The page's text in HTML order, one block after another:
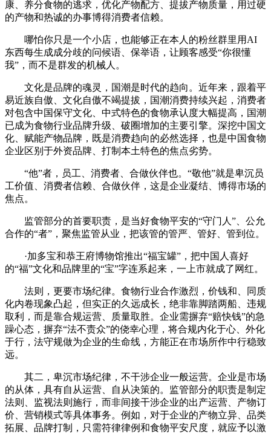
康、养分食物的逃求，优化产物配方、提拔产物质量，用过硬
的产物和热诚的办事博得消费者信赖。
哪怕你只是一个小店，也能够正在本人的粉丝群里用AI
东西每生成成分歧的问候语、保举语，让顾客感受“你很懂
我”，而不是群发的机械人。
文化是品牌的魂灵，国潮是时代的趋向。近年来，跟着平
易近族自傲、文化自傲不竭提拔，国潮消费持续兴起，消费者
对包含中国保守文化、中式特色的食物承认度大幅提高，国潮
已成为食物行业品牌升级、破圈增加的主要引擎。深挖中国文
化、赋能产物品牌，既是消费趋向的必然选择，也是中国食物
企业区别于外资品牌、打制本土特色的焦点劣势。
“他”者，员工、消费者、合做伙伴也。“敬他”就是卑沉员
工价值、消费者信赖、合做伙伴，这是企业凝结、博得市场的
焦点。
监管部分的首要职责，是当好食物平安的“守门人”、公允
合作的“者”，聚焦监管从业，把该管的管严、管好、管到位。
·加多宝和恭王府博物馆推出“福宝罐”，把中国人喜好
的“福”文化和品牌里的“宝”字连系起来，一上市就成了网红。
法则，更要市场纪律。食物行业合作激烈，价钱和、同质
化内卷现象凸起，但实正的久远成长，绝非靠脚踏两船、违规
取利，而是靠合规运营、质量取胜。企业需摒弃“赔快钱”的急
躁心态，摒弃“法不责众”的侥幸心理，将合规内化于心、外化
于行，法守规做为企业的生命线，方能正在市场所作中行稳致
远。
其二，卑沉市场纪律，不干涉企业一般运营。企业是市场
的从体，具有自从运营、自从决策的。监管部分的职责是制定
法则、监视法则施行，而非间接干涉企业的出产运营、产物订
价、营销模式等具体事务。例如，对于企业的产物立异、品类
拓展、品牌打制，只需符律律例和食物平安尺度，就应予以激